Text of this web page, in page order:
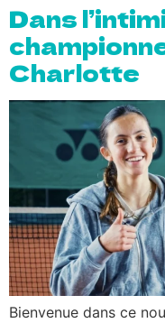
Dans
Charlotte
Bienvenue dans ce